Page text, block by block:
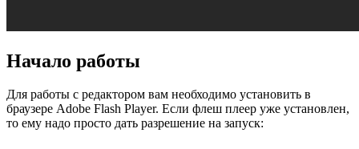
Начало работы
Для работы с редактором вам необходимо установить в
браузере Adobe Flash Player. Если флеш плеер уже установлен,
то ему надо просто дать разрешение на запуск: